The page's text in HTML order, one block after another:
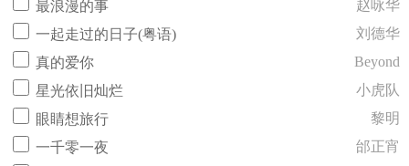
最浪漫的事
赵咏华
一起走过的日子(粤语)
刘德华
真的爱你
Beyond
星光依旧灿烂
小虎队
眼睛想旅行
黎明
一千零一夜
邰正宵